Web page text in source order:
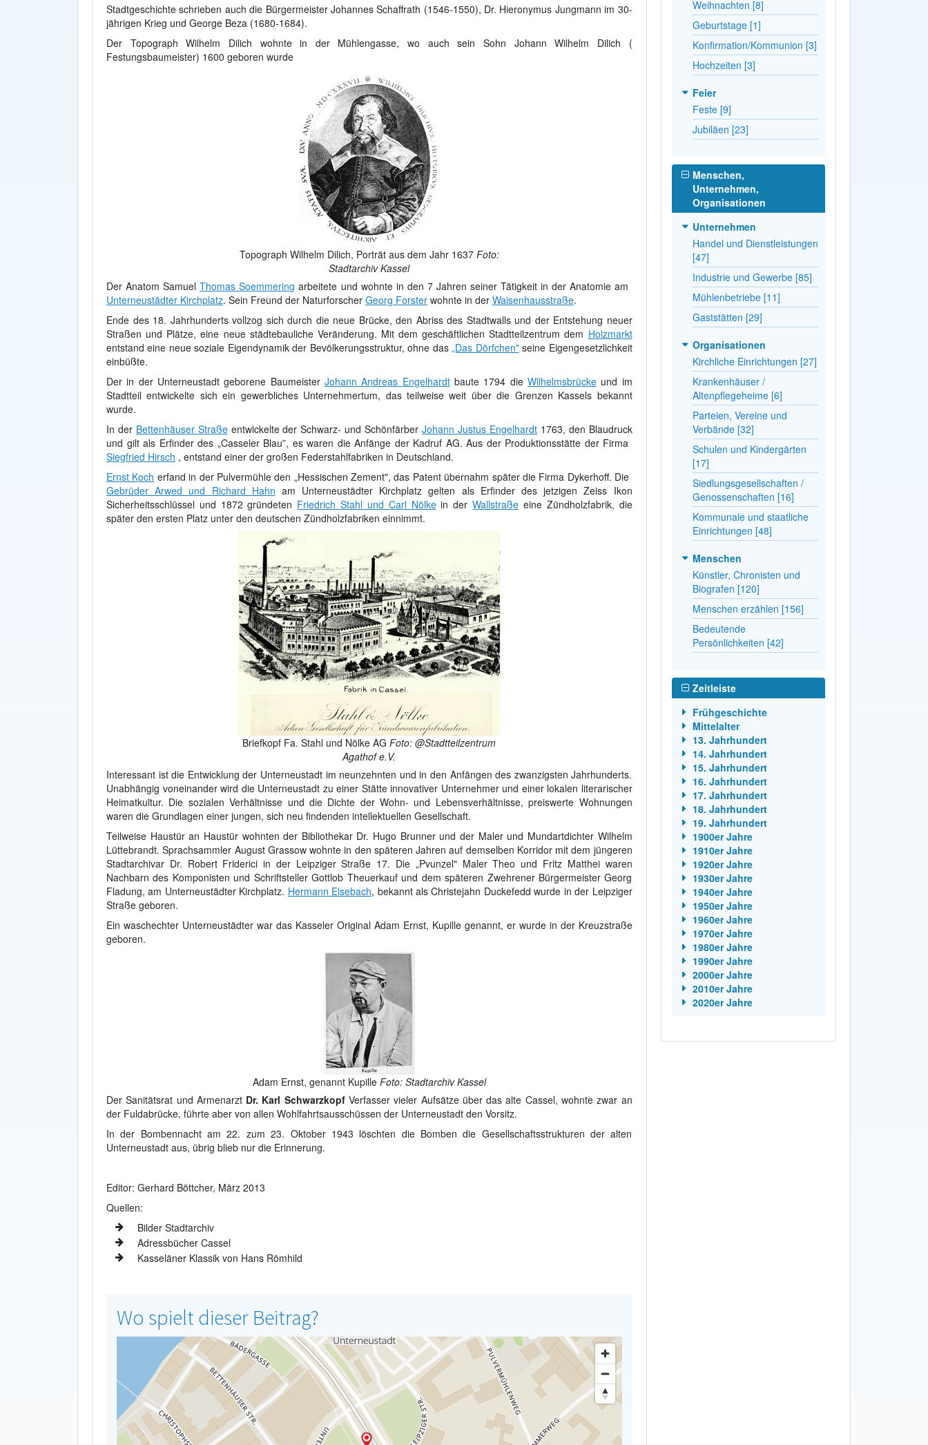
Stadtgeschichte schrieben auch die Bürgermeister Johannes Schaffrath (1546-1550), Dr. Hieronymus Jungmann im 30-
jährigen Krieg und George Beza (1680-1684).
Der Topograph Wilhelm Dilich wohnte in der Mühlengasse, wo auch sein Sohn Johann Wilhelm Dilich (
Festungsbaumeister) 1600 geboren wurde
Topograph Wilhelm Dilich, Porträt aus dem Jahr 1637 Foto:
Stadtarchiv Kassel
Der Anatom SamuelThomas Soemmering arbeitete und wohnte in den 7 Jahren seiner Tätigkeit in der Anatomie am
Unterneustädter Kirchplatz. Sein Freund der Naturforscher Georg Forster wohnte in der Waisenhausstraße.
Ende des 18. Jahrhunderts vollzog sich durch die neue Brücke, den Abriss des Stadtwalls und der Entstehung neuer
Straßen und Plätze, eine neue städtebauliche Veränderung. Mit dem geschäftlichen Stadtteilzentrum dem Holzmarkt
entstand eine neue soziale Eigendynamik der Bevölkerungsstruktur, ohne das„Das Dörfchen"seine Eigengesetzlichkeit
einbüßte.
Der in der Unterneustadt geborene Baumeister Johann Andreas Engelhardtbaute 1794 die Wilhelmsbrückeund im
Stadtteil entwickelte sich ein gewerbliches Unternehmertum, das teilweise weit über die Grenzen Kassels bekannt
wurde.
In der Bettenhäuser Straßeentwickelte der Schwarz- und SchönfärberJohann Justus Engelhardt1763, den Blaudruck
und gilt als Erfinder des „Casseler Blau”, es waren die Anfänge der Kadruf AG. Aus der Produktionsstätte der Firma
Siegfried Hirsch , entstand einer der großen Federstahlfabriken in Deutschland.
Ernst Koch erfand in der Pulvermühle den „Hessischen Zement", das Patent übernahm später die Firma Dykerhoff. Die
Gebrüder Arwed und Richard Hahn am Unterneustädter Kirchplatz gelten als Erfinder des jetzigen Zeiss Ikon
Sicherheitsschlüssel und 1872 gründeten Friedrich Stahl und Carl Nölkein derWallstraße eine Zündholzfabrik, die
später den ersten Platz unter den deutschen Zündholzfabriken einnimmt.
Briefkopf Fa. Stahl und Nölke AGFoto: @Stadtteilzentrum
Agathof e.V.
Interessant ist die Entwicklung der Unterneustadt im neunzehnten und in den Anfängen des zwanzigsten Jahrhunderts.
Unabhängig voneinander wird die Unterneustadt zu einer Stätte innovativer Unternehmer und einer lokalen literarischer
Heimatkultur. Die sozialen Verhältnisse und die Dichte der Wohn- und Lebensverhältnisse, preiswerte Wohnungen
waren die Grundlagen einer jungen, sich neu findenden intellektuellen Gesellschaft.
Teilweise Haustür an Haustür wohnten der Bibliothekar Dr. Hugo Brunner und der Maler und Mundartdichter Wilhelm
Lüttebrandt. Sprachsammler August Grassow wohnte in den späteren Jahren auf demselben Korridor mit dem jüngeren
Stadtarchivar Dr. Robert Friderici in der Leipziger Straße 17. Die „Pvunzel" Maler Theo und Fritz Matthei waren
Nachbarn des Komponisten und Schriftsteller Gottlob Theuerkauf und dem späteren Zwehrener Bürgermeister Georg
Fladung, am Unterneustädter Kirchplatz. Hermann Elsebach, bekannt als Christejahn Duckefedd wurde in der Leipziger
Straße geboren.
Ein waschechter Unterneustädter war das Kasseler Original Adam Ernst, Kupille genannt, er wurde in der Kreuzstraße
geboren.
Adam Ernst, genannt Kupille Foto: Stadtarchiv Kassel
Der Sanitätsrat und Armenarzt Dr. Karl SchwarzkopfVerfasser vieler Aufsätze über das alte Cassel, wohnte zwar an
der Fuldabrücke, führte aber von allen Wohlfahrtsausschüssen der Unterneustadt den Vorsitz.
In der Bombennacht am 22. zum 23. Oktober 1943 löschten die Bomben die Gesellschaftsstrukturen der alten
Unterneustadt aus, übrig blieb nur die Erinnerung.
Editor: Gerhard Böttcher, März 2013
Quellen:
Bilder Stadtarchiv
Adressbücher Cassel
Kasseläner Klassik von Hans Römhild
Wo spielt dieser Beitrag?
Weihnachten [8]
Geburtstage [1]
Konfirmation/Kommunion [3]
Hochzeiten [3]
Feier
Feste [9]
Jubiläen [23]
Menschen,
Unternehmen,
Organisationen
Unternehmen
Handel und Dienstleistungen
[47]
Industrie und Gewerbe [85]
Mühlenbetriebe [11]
Gaststätten [29]
Organisationen
Kirchliche Einrichtungen [27]
Krankenhäuser /
Altenpflegeheime [6]
Parteien, Vereine und
Verbände [32]
Schulen und Kindergärten
[17]
Siedlungsgesellschaften /
Genossenschaften [16]
Kommunale und staatliche
Einrichtungen [48]
Menschen
Künstler, Chronisten und
Biografen [120]
Menschen erzählen [156]
Bedeutende
Persönlichkeiten [42]
Zeitleiste
Frühgeschichte
Mittelalter
13. Jahrhundert
14. Jahrhundert
15. Jahrhundert
16. Jahrhundert
17. Jahrhundert
18. Jahrhundert
19. Jahrhundert
1900er Jahre
1910er Jahre
1920er Jahre
1930er Jahre
1940er Jahre
1950er Jahre
1960er Jahre
1970er Jahre
1980er Jahre
1990er Jahre
2000er Jahre
2010er Jahre
2020er Jahre